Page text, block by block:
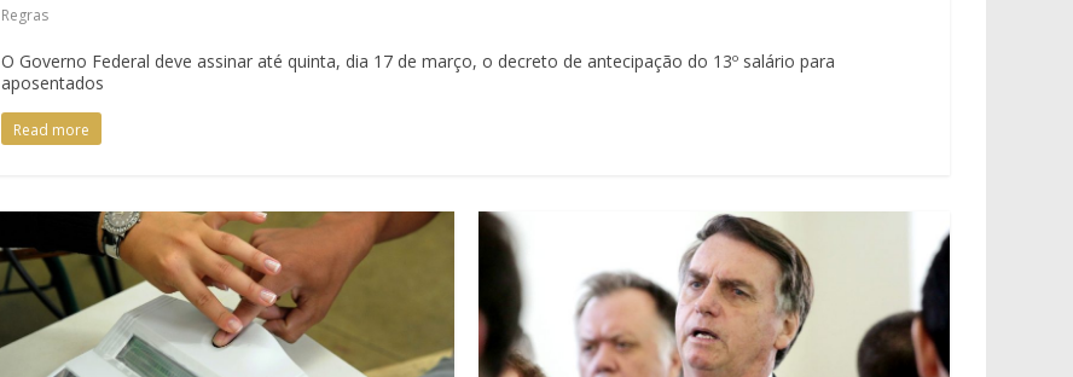
Regras
O Governo Federal deve assinar até quinta, dia 17 de março, o decreto de antecipação do 13º salário para
aposentados
Read more